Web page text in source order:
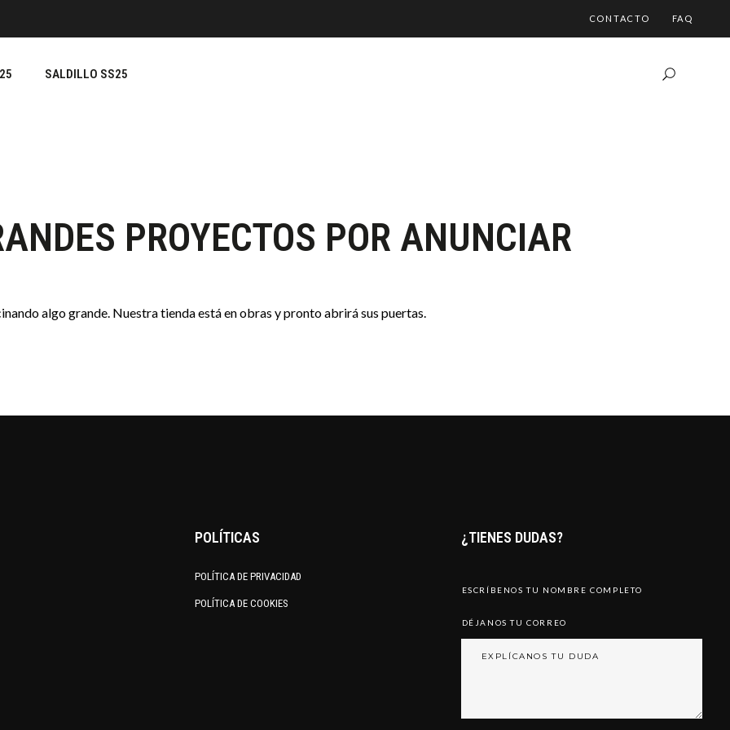
CONTACTO FAQ
SALDILLO SS25
PROYECTOS POR ANUNCIAR
algo grande. Nuestra tienda está en obras y pronto abrirá sus puertas.
POLÍTICAS
POLÍTICA DE PRIVACIDAD
POLÍTICA DE COOKIES
¿TIENES DUDAS?